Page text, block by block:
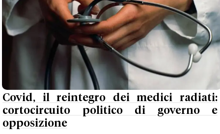
Covid, il reintegro dei medici radiati:
cortocircuito politico di governo e
opposizione